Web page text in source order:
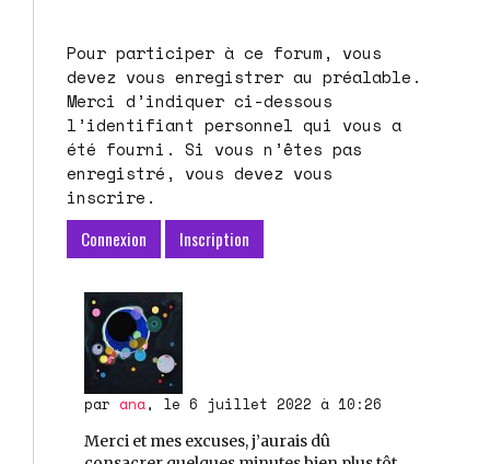
Pour participer à ce forum, vous
devez vous enregistrer au préalable.
Merci d’indiquer ci-dessous
l’identifiant personnel qui vous a
été fourni. Si vous n’êtes pas
enregistré, vous devez vous
inscrire.
Connexion
Inscription
par ana, le 6 juillet 2022 à 10:26
Merci et mes excuses, j’aurais dû